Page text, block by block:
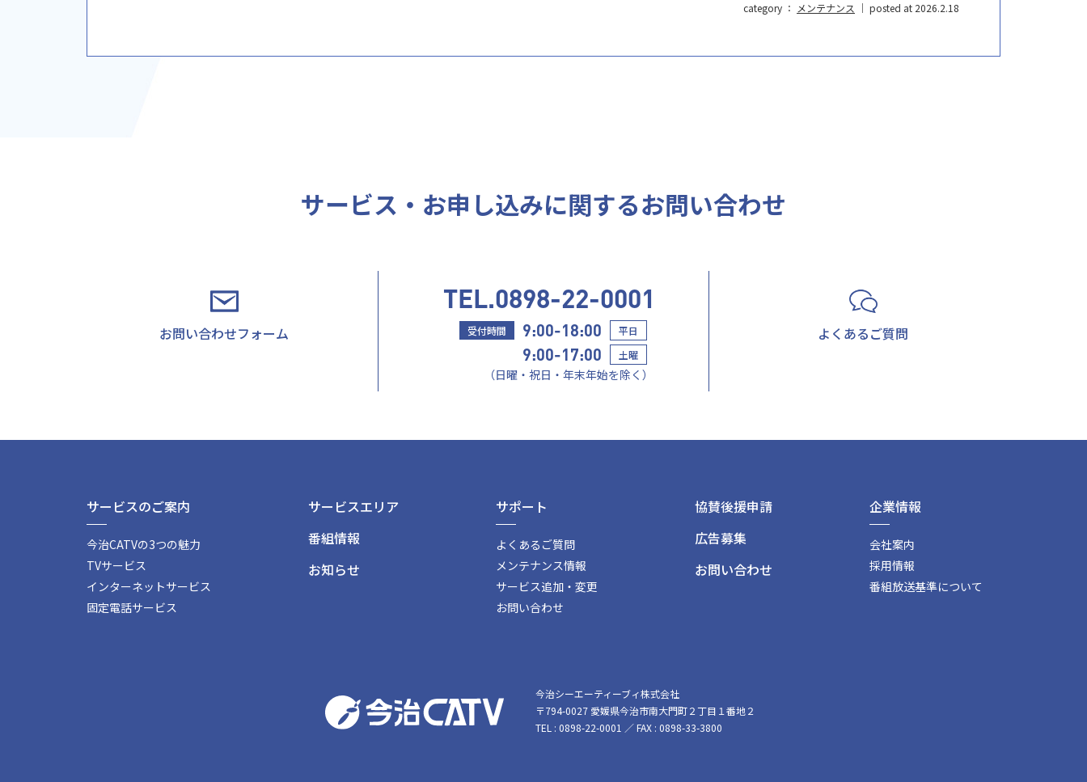
category ： メンテナンス ｜ posted at 2026.2.18
サービス・お申し込みに関するお問い合わせ
お問い合わせフォーム
TEL.0898-22-0001
受付時間 9:00-18:00 平日
9:00-17:00 土曜
（日曜・祝日・年末年始を除く）
よくあるご質問
サービスのご案内
今治CATVの3つの魅力
TVサービス
インターネットサービス
固定電話サービス
サービスエリア
番組情報
お知らせ
サポート
よくあるご質問
メンテナンス情報
サービス追加・変更
お問い合わせ
協賛後援申請
広告募集
お問い合わせ
企業情報
会社案内
採用情報
番組放送基準について
今治シーエーティーブィ株式会社
〒794-0027 愛媛県今治市南大門町２丁目１番地２
TEL : 0898-22-0001 ／ FAX : 0898-33-3800